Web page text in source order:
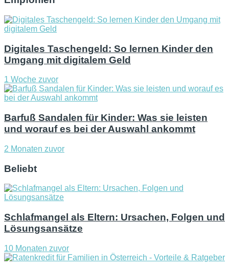
Digitales Taschengeld: So lernen Kinder den
Umgang mit digitalem Geld
1 Woche zuvor
Barfuß Sandalen für Kinder: Was sie leisten
und worauf es bei der Auswahl ankommt
2 Monaten zuvor
Beliebt
Schlafmangel als Eltern: Ursachen, Folgen und
Lösungsansätze
10 Monaten zuvor